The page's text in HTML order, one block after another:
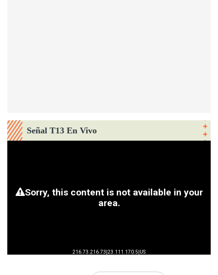
Señal T13 En Vivo